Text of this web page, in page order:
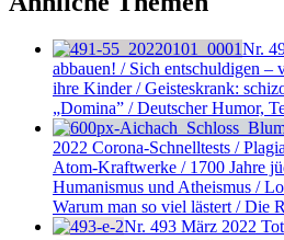
Nr.
abbauen! / Sich entschuldigen –
ihre Kinder / Geisteskrank:
„Domina” / Deutscher Humor,
2022 Corona-Schnelltests /
Atom-Kraftwerke / 1700 Jahre
Humanismus und Atheismus /
Warum man so viel lästert / Die
Nr. 493 März 2022